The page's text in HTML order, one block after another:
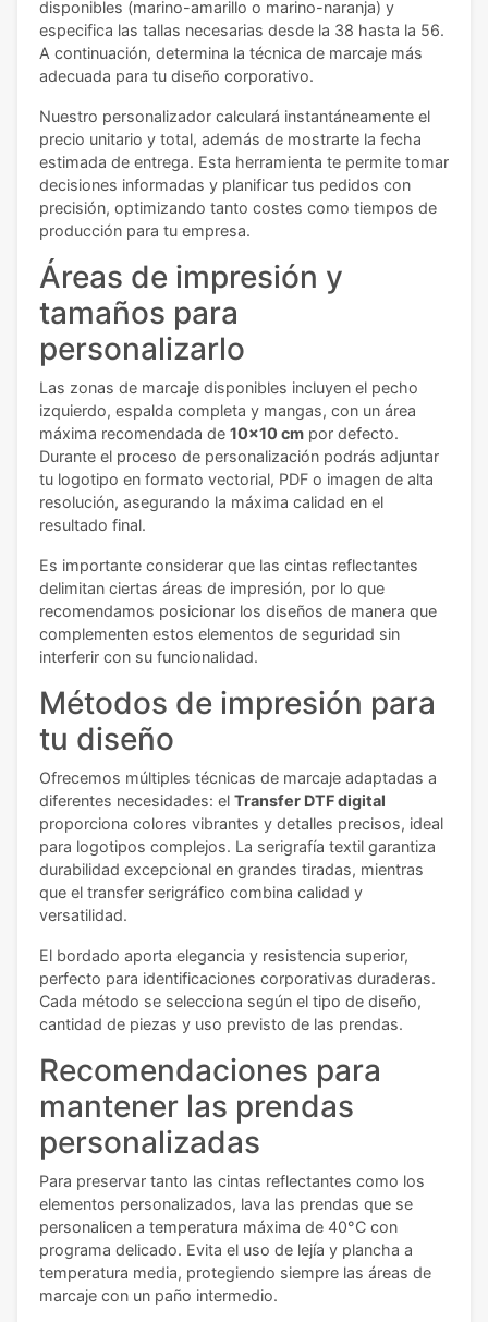
disponibles (marino-amarillo o marino-naranja) y
especifica las tallas necesarias desde la 38 hasta la 56.
A continuación, determina la técnica de marcaje más
adecuada para tu diseño corporativo.
Nuestro personalizador calculará instantáneamente el
precio unitario y total, además de mostrarte la fecha
estimada de entrega. Esta herramienta te permite tomar
decisiones informadas y planificar tus pedidos con
precisión, optimizando tanto costes como tiempos de
producción para tu empresa.
Áreas de impresión y
tamaños para
personalizarlo
Las zonas de marcaje disponibles incluyen el pecho
izquierdo, espalda completa y mangas, con un área
máxima recomendada de 10x10 cm por defecto.
Durante el proceso de personalización podrás adjuntar
tu logotipo en formato vectorial, PDF o imagen de alta
resolución, asegurando la máxima calidad en el
resultado final.
Es importante considerar que las cintas reflectantes
delimitan ciertas áreas de impresión, por lo que
recomendamos posicionar los diseños de manera que
complementen estos elementos de seguridad sin
interferir con su funcionalidad.
Métodos de impresión para
tu diseño
Ofrecemos múltiples técnicas de marcaje adaptadas a
diferentes necesidades: el Transfer DTF digital
proporciona colores vibrantes y detalles precisos, ideal
para logotipos complejos. La serigrafía textil garantiza
durabilidad excepcional en grandes tiradas, mientras
que el transfer serigráfico combina calidad y
versatilidad.
El bordado aporta elegancia y resistencia superior,
perfecto para identificaciones corporativas duraderas.
Cada método se selecciona según el tipo de diseño,
cantidad de piezas y uso previsto de las prendas.
Recomendaciones para
mantener las prendas
personalizadas
Para preservar tanto las cintas reflectantes como los
elementos personalizados, lava las prendas que se
personalicen a temperatura máxima de 40°C con
programa delicado. Evita el uso de lejía y plancha a
temperatura media, protegiendo siempre las áreas de
marcaje con un paño intermedio.